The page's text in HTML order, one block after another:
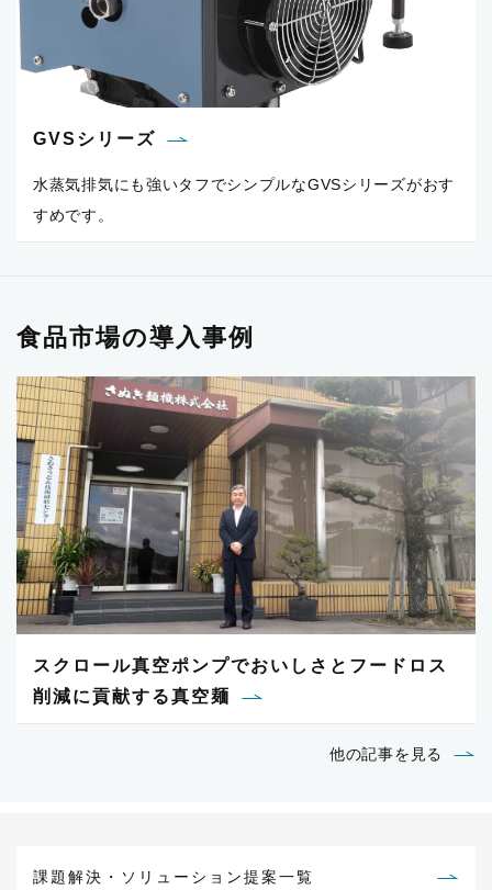
GVSシリーズ
水蒸気排気にも強いタフでシンプルなGVSシリーズがおす
すめです。
食品市場の導入事例
スクロール真空ポンプでおいしさとフードロス
削減に貢献する真空麺
他の記事を見る
課題解決・ソリューション提案一覧